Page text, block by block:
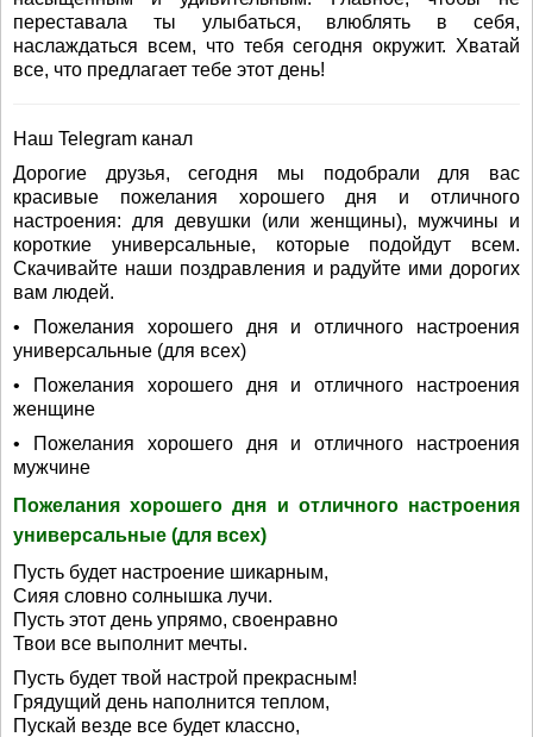
переставала ты улыбаться, влюблять в себя,
наслаждаться всем, что тебя сегодня окружит. Хватай
все, что предлагает тебе этот день!
Наш Telegram канал
Дорогие друзья, сегодня мы подобрали для вас
красивые пожелания хорошего дня и отличного
настроения: для девушки (или женщины), мужчины и
короткие универсальные, которые подойдут всем.
Скачивайте наши поздравления и радуйте ими дорогих
вам людей.
• Пожелания хорошего дня и отличного настроения
универсальные (для всех)
• Пожелания хорошего дня и отличного настроения
женщине
• Пожелания хорошего дня и отличного настроения
мужчине
Пожелания хорошего дня и отличного настроения
универсальные (для всех)
Пусть будет настроение шикарным,
Сияя словно солнышка лучи.
Пусть этот день упрямо, своенравно
Твои все выполнит мечты.
Пусть будет твой настрой прекрасным!
Грядущий день наполнится теплом,
Пускай везде все будет классно,